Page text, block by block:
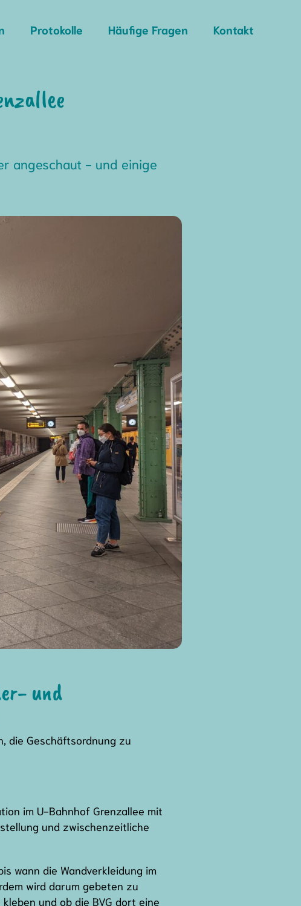
Protokolle Häufige Fragen Kontakt
angeschaut - und einige
und
die Geschäftsordnung zu
im U-Bahnhof Grenzallee mit
und zwischenzeitliche
wann die Wandverkleidung im
wird darum gebeten zu
und ob die BVG dort eine